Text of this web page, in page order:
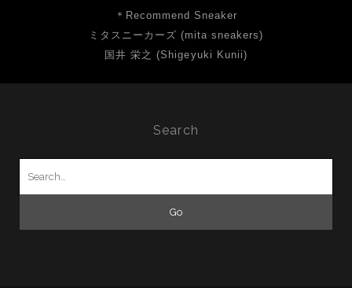
＊Recommend Sneaker
ミタスニーカーズ (mita sneakers)
国井 栄之 (Shigeyuki Kunii)
Search